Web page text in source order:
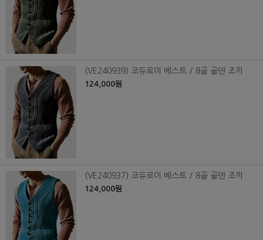
(VE240939) 코듀로이 베스트 / 8골 골덴 조끼
124,000원
(VE240937) 코듀로이 베스트 / 8골 골덴 조끼
124,000원